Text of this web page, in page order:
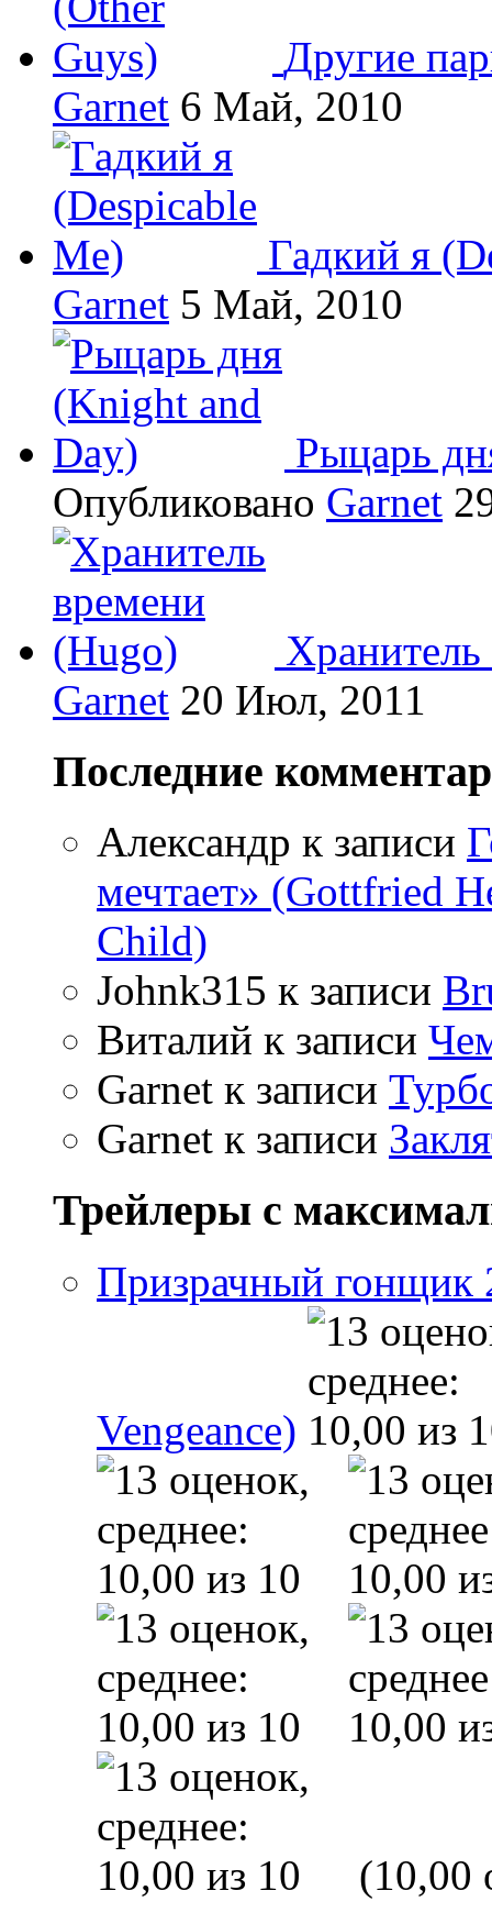
Другие
Garnet 6 Май, 2010
Гадкий я
Garnet 5 Май, 2010
Рыцарь
Опубликовано Garnet
Garnet 20 Июл, 2011
Последние
Александр к записи
мечтает» (Gottfried
Child)
Johnk315 к записи
Виталий к записи
Garnet к записи
Garnet к записи
Трейлеры с
Призрачный гонщик
Vengeance)
(10,00